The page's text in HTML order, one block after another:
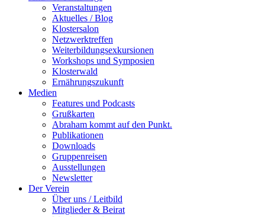
Veranstaltungen
Aktuelles / Blog
Klostersalon
Netzwerktreffen
Weiterbildungsexkursionen
Workshops und Symposien
Klosterwald
Ernährungszukunft
Medien
Features und Podcasts
Grußkarten
Abraham kommt auf den Punkt.
Publikationen
Downloads
Gruppenreisen
Ausstellungen
Newsletter
Der Verein
Über uns / Leitbild
Mitglieder & Beirat